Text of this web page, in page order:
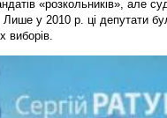
«розкольників», але
Лише у 2010 р. ці депутати
виборів.